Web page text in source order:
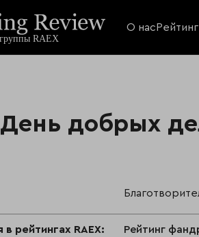
О нас
добрых
в рейтингах RAEX: Рейтинг